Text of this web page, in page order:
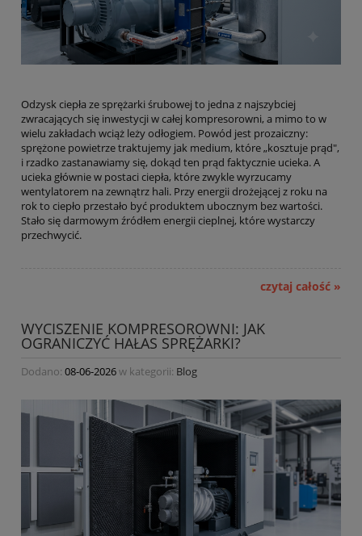
Odzysk ciepła ze sprężarki śrubowej to jedna z najszybciej
zwracających się inwestycji w całej kompresorowni, a mimo to w
wielu zakładach wciąż leży odłogiem. Powód jest prozaiczny:
sprężone powietrze traktujemy jak medium, które „kosztuje prąd",
i rzadko zastanawiamy się, dokąd ten prąd faktycznie ucieka. A
ucieka głównie w postaci ciepła, które zwykle wyrzucamy
wentylatorem na zewnątrz hali. Przy energii drożejącej z roku na
rok to ciepło przestało być produktem ubocznym bez wartości.
Stało się darmowym źródłem energii cieplnej, które wystarczy
przechwycić.
czytaj całość »
WYCISZENIE KOMPRESOROWNI: JAK
OGRANICZYĆ HAŁAS SPRĘŻARKI?
Dodano: 08-06-2026w kategorii: Blog